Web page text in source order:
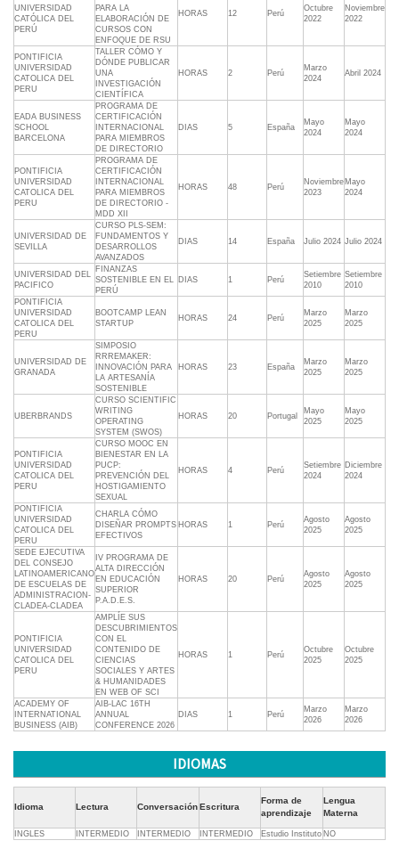
UNIVERSIDAD
CATÓLICA DEL
PERÚ
PARA LA
ELABORACIÓN DE
CURSOS CON
ENFOQUE DE RSU
HORAS 12 Perú
Octubre
2022
Noviembre
2022
PONTIFICIA
UNIVERSIDAD
CATOLICA DEL
PERU
TALLER CÓMO Y
DÓNDE PUBLICAR
UNA
INVESTIGACIÓN
CIENTÍFICA
HORAS 2 Perú
Marzo
2024
Abril 2024
EADA BUSINESS
SCHOOL
BARCELONA
PROGRAMA DE
CERTIFICACIÓN
INTERNACIONAL
PARA MIEMBROS
DE DIRECTORIO
DIAS 5 España
Mayo
2024
Mayo
2024
PONTIFICIA
UNIVERSIDAD
CATOLICA DEL
PERU
PROGRAMA DE
CERTIFICACIÓN
INTERNACIONAL
PARA MIEMBROS
DE DIRECTORIO -
MDD XII
HORAS 48 Perú
Noviembre
2023
Mayo
2024
UNIVERSIDAD DE
SEVILLA
CURSO PLS-SEM:
FUNDAMENTOS Y
DESARROLLOS
AVANZADOS
DIAS 14 España Julio 2024 Julio 2024
UNIVERSIDAD DEL
PACIFICO
FINANZAS
SOSTENIBLE EN EL
PERÚ
DIAS 1 Perú
Setiembre
2010
Setiembre
2010
PONTIFICIA
UNIVERSIDAD
CATOLICA DEL
PERU
BOOTCAMP LEAN
STARTUP
HORAS 24 Perú
Marzo
2025
Marzo
2025
UNIVERSIDAD DE
GRANADA
SIMPOSIO
RRREMAKER:
INNOVACIÓN PARA
LA ARTESANÍA
SOSTENIBLE
HORAS 23 España
Marzo
2025
Marzo
2025
UBERBRANDS
CURSO SCIENTIFIC
WRITING
OPERATING
SYSTEM (SWOS)
HORAS 20 Portugal
Mayo
2025
Mayo
2025
PONTIFICIA
UNIVERSIDAD
CATOLICA DEL
PERU
CURSO MOOC EN
BIENESTAR EN LA
PUCP:
PREVENCIÓN DEL
HOSTIGAMIENTO
SEXUAL
HORAS 4 Perú
Setiembre
2024
Diciembre
2024
PONTIFICIA
UNIVERSIDAD
CATOLICA DEL
PERU
CHARLA CÓMO
DISEÑAR PROMPTS
EFECTIVOS
HORAS 1 Perú
Agosto
2025
Agosto
2025
SEDE EJECUTIVA
DEL CONSEJO
LATINOAMERICANO
DE ESCUELAS DE
ADMINISTRACION-
CLADEA-CLADEA
IV PROGRAMA DE
ALTA DIRECCIÓN
EN EDUCACIÓN
SUPERIOR 
P.A.D.E.S.
HORAS 20 Perú
Agosto
2025
Agosto
2025
PONTIFICIA
UNIVERSIDAD
CATOLICA DEL
PERU
AMPLÍE SUS
DESCUBRIMIENTOS
CON EL
CONTENIDO DE
CIENCIAS
SOCIALES Y ARTES
& HUMANIDADES
EN WEB OF SCI
HORAS 1 Perú
Octubre
2025
Octubre
2025
ACADEMY OF
INTERNATIONAL
BUSINESS (AIB)
AIB-LAC 16TH
ANNUAL
CONFERENCE 2026
DIAS 1 Perú
Marzo
2026
Marzo
2026
IDIOMAS
Idioma Lectura ConversaciónEscritura
Forma de
aprendizaje
Lengua
Materna
INGLES INTERMEDIO INTERMEDIO INTERMEDIO Estudio Instituto NO